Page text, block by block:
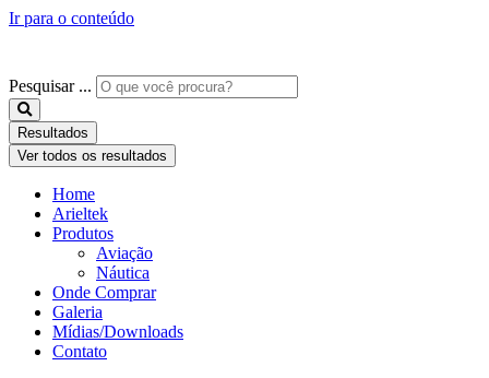
Ir para o conteúdo
Pesquisar ...
Resultados
Ver todos os resultados
Home
Arieltek
Produtos
Aviação
Náutica
Onde Comprar
Galeria
Mídias/Downloads
Contato